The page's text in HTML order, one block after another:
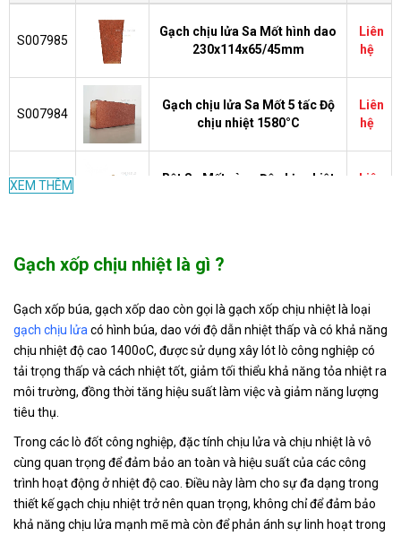
S007985
Gạch chịu lửa Sa Mốt hình dao
230x114x65/45mm
Liên
hệ
S007984
Gạch chịu lửa Sa Mốt 5 tấc Độ
chịu nhiệt 1580°C
Liên
hệ
S007983
Bột Sa Mốt vàng Độ chịu nhiệt
Liên
S007982
S007981
Gạch chịu lửa cao nhôm treo
50% KT 300x200x260mm
Liên
hệ
S007980
Gạch xốp cách nhiệt hình chữ
Liên
S007979
Gạch xốp hồng cách nhiệt Quy
cách 230x114x65mm
Liên
hệ
XEM THÊM
Gạch xốp chịu nhiệt là gì ?
Gạch xốp búa, gạch xốp dao còn gọi là gạch xốp chịu nhiệt là loại
gạch chịu lửa có hình búa, dao với độ dẫn nhiệt thấp và có khả năng
chịu nhiệt độ cao 1400oC, được sử dụng xây lót lò công nghiệp có
tải trọng thấp và cách nhiệt tốt, giảm tối thiểu khả năng tỏa nhiệt ra
môi trường, đồng thời tăng hiệu suất làm việc và giảm năng lượng
tiêu thụ.
Trong các lò đốt công nghiệp, đặc tính chịu lửa và chịu nhiệt là vô
cùng quan trọng để đảm bảo an toàn và hiệu suất của các công
trình hoạt động ở nhiệt độ cao. Điều này làm cho sự đa dạng trong
thiết kế gạch chịu nhiệt trở nên quan trọng, không chỉ để đảm bảo
khả năng chịu lửa mạnh mẽ mà còn để phản ánh sự linh hoạt trong